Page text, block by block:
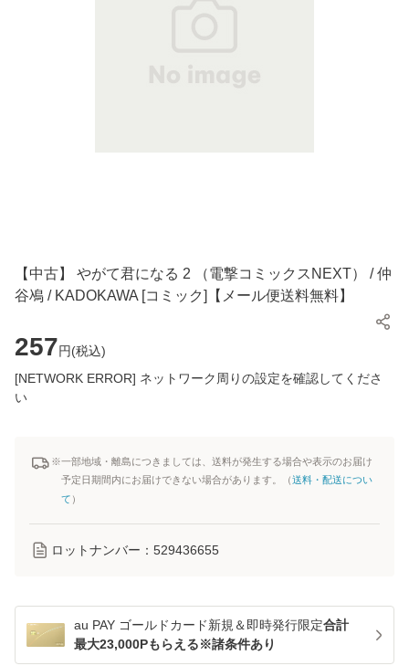
【中古】 やがて君になる 2 （電撃コミックスNEXT） / 仲
谷鳰 / KADOKAWA [コミック]【メール便送料無料】
257円(税込)
[NETWORK ERROR] ネットワーク周りの設定を確認してくださ
い
※一部地域・離島につきましては、送料が発生する場合や表示のお届け
予定日期間内にお届けできない場合があります。（送料・配送につい
て ）
ロットナンバー： 529436655
au PAY ゴールドカード新規＆即時発行限定合計
最大23,000Pもらえる※諸条件あり